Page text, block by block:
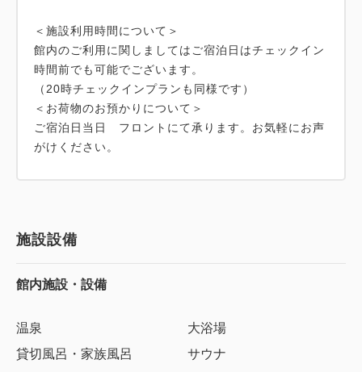
＜施設利用時間について＞
館内のご利用に関しましてはご宿泊日はチェックイン
時間前でも可能でございます。
（20時チェックインプランも同様です）
＜お荷物のお預かりについて＞
ご宿泊日当日 フロントにて承ります。お気軽にお声
がけください。
施設設備
館内施設・設備
温泉
大浴場
貸切風呂・家族風呂
サウナ